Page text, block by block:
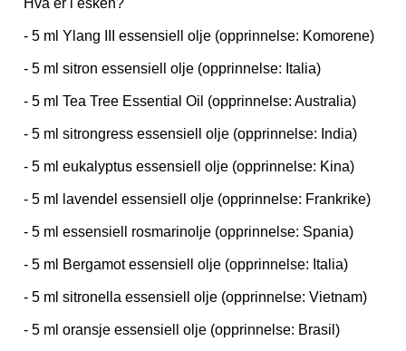
- 5 ml Ylang III essensiell olje (opprinnelse: Komorene)
- 5 ml sitron essensiell olje (opprinnelse: Italia)
- 5 ml Tea Tree Essential Oil (opprinnelse: Australia)
- 5 ml sitrongress essensiell olje (opprinnelse: India)
- 5 ml eukalyptus essensiell olje (opprinnelse: Kina)
- 5 ml lavendel essensiell olje (opprinnelse: Frankrike)
- 5 ml essensiell rosmarinolje (opprinnelse: Spania)
- 5 ml Bergamot essensiell olje (opprinnelse: Italia)
- 5 ml sitronella essensiell olje (opprinnelse: Vietnam)
- 5 ml oransje essensiell olje (opprinnelse: Brasil)